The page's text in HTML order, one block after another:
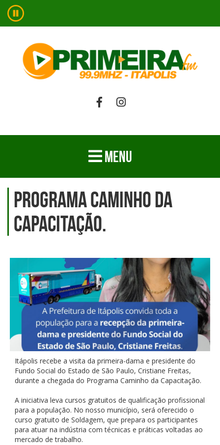
MENU
Programa Caminho da
Capacitação.
Itápolis recebe a visita da primeira-dama e presidente do
Fundo Social do Estado de São Paulo, Cristiane Freitas,
durante a chegada do Programa Caminho da Capacitação.
A iniciativa leva cursos gratuitos de qualificação profissional
para a população. No nosso município, será oferecido o
curso gratuito de Soldagem, que prepara os participantes
para atuar na indústria com técnicas e práticas voltadas ao
mercado de trabalho.